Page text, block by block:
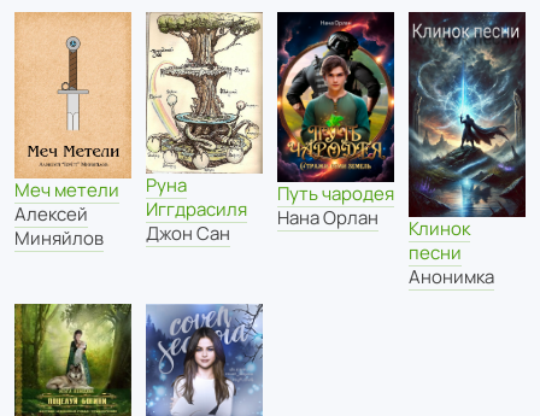
Меч метели
Алексей
Миняйлов
Руна
Иггдрасиля
Джон Сан
Путь чародея
Нана Орлан
Клинок
песни
Анонимка